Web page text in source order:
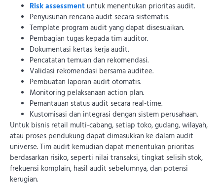
Risk assessment untuk menentukan prioritas audit.
Penyusunan rencana audit secara sistematis.
Template program audit yang dapat disesuaikan.
Pembagian tugas kepada tim auditor.
Dokumentasi kertas kerja audit.
Pencatatan temuan dan rekomendasi.
Validasi rekomendasi bersama auditee.
Pembuatan laporan audit otomatis.
Monitoring pelaksanaan action plan.
Pemantauan status audit secara real-time.
Kustomisasi dan integrasi dengan sistem perusahaan.
Untuk bisnis retail multi-cabang, setiap toko, gudang, wilayah,
atau proses pendukung dapat dimasukkan ke dalam audit
universe. Tim audit kemudian dapat menentukan prioritas
berdasarkan risiko, seperti nilai transaksi, tingkat selisih stok,
frekuensi komplain, hasil audit sebelumnya, dan potensi
kerugian.